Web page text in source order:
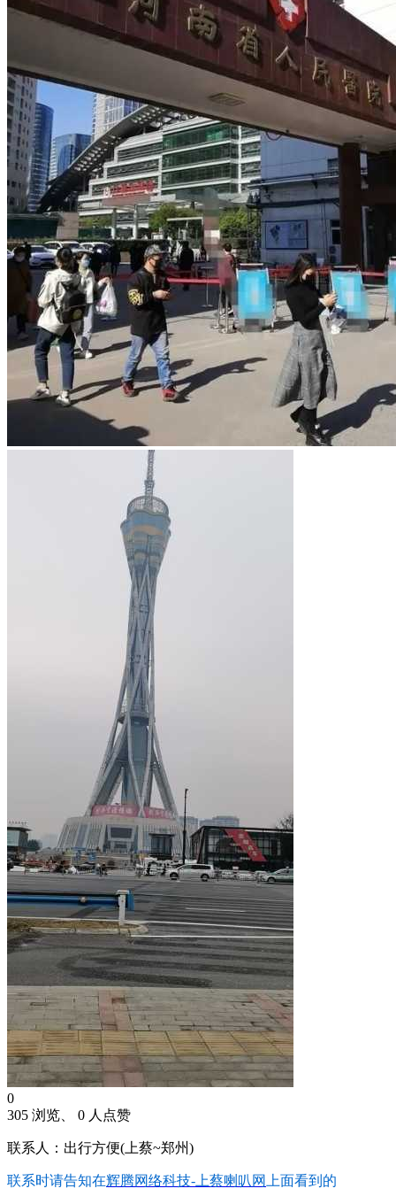
0
305 浏览、 0 人点赞
联系人：出行方便(上蔡~郑州)
联系时请告知在辉腾网络科技-上蔡喇叭网 上面看到的